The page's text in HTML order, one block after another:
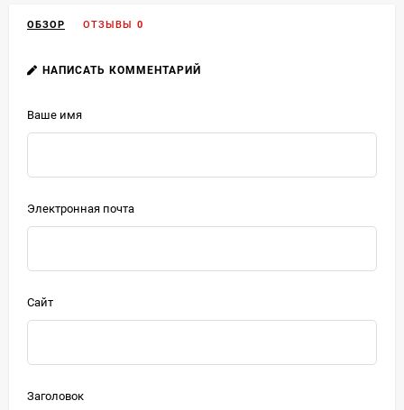
ОБЗОР ОТЗЫВЫ 0
НАПИСАТЬ КОММЕНТАРИЙ
Ваше имя
Электронная почта
Сайт
Заголовок